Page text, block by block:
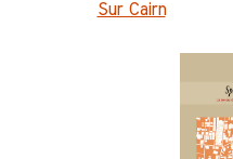
Sur Cairn